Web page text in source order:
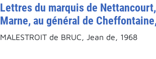
Lettres du marquis de
Marne, au général de
MALESTROIT de BRUC, Jean de, 1968